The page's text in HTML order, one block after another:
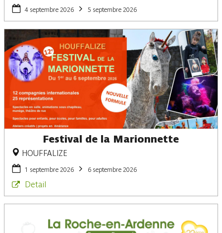
4 septembre 2026 5 septembre 2026
Festival de la Marionnette
HOUFFALIZE
1 septembre 2026 6 septembre 2026
Detail